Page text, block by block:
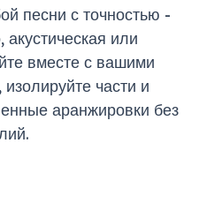
песни с точностью -
акустическая или
вместе с вашими
части и
аранжировки без